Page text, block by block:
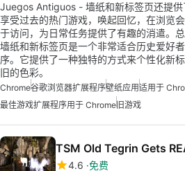
Juegos Antiguos - 墙纸和新标签页还提供
享受过去的热门游戏，唤起回忆，在浏览
于访问，为日常任务提供了有趣的消遣。
墙纸和新标签页是一个非常适合历史爱好
序。它提供了一种独特的方式来个性化新
旧的色彩。
Chrome谷歌浏览器扩展程序壁纸应用适用于
最佳游戏扩展程序用于 Chrome旧游戏
TSM Old Tegrin Gets
4.6 免费